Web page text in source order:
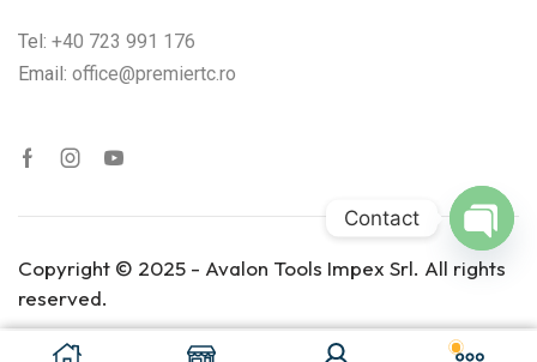
Tel: +40 723 991 176
Email: office@premiertc.ro
Copyright © 2025 - Avalon Tools Impex Srl. All rights
reserved.
Contact
Open